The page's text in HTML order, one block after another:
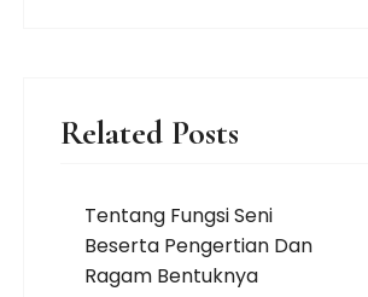
Related Posts
Tentang Fungsi Seni
Beserta Pengertian Dan
Ragam Bentuknya